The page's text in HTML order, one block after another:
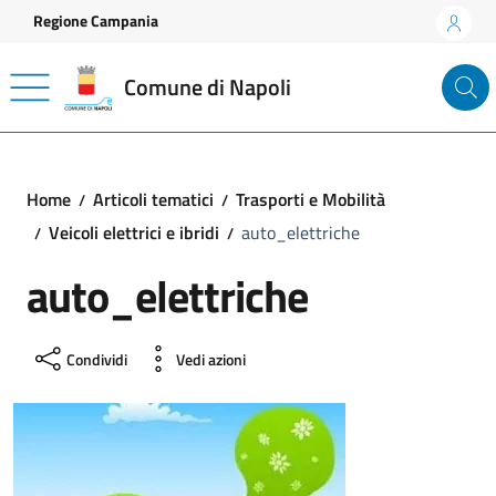
Vai ai contenuti
Vai al footer
Regione Campania
Comune di Napoli
Home Articoli tematici
Trasporti e Mobilità
Veicoli elettrici e ibridi
auto_elettriche
auto_elettriche
Condividi Vedi azioni